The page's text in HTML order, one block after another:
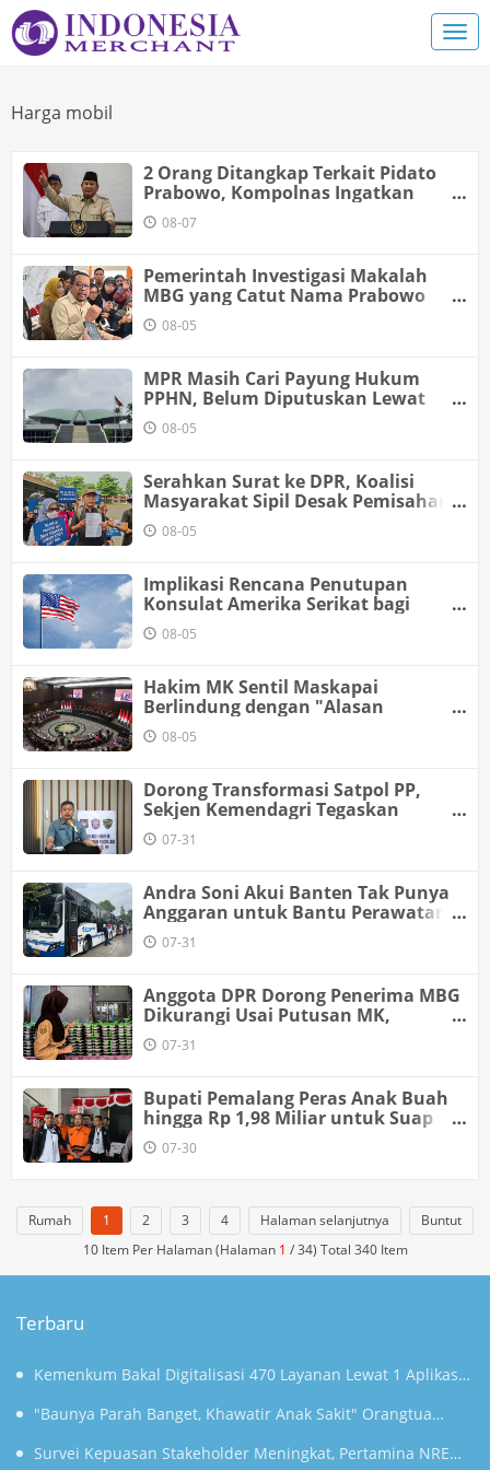
Harga mobil
2 Orang Ditangkap Terkait Pidato
Prabowo, Kompolnas Ingatkan
Putusan MK: Kegaduhan di Ruang
Digital Bukan Pidana
08-07
Pemerintah Investigasi Makalah
MBG yang Catut Nama Prabowo
untuk Nobel Perdamaian
08-05
MPR Masih Cari Payung Hukum
PPHN, Belum Diputuskan Lewat
Amandemen atau TAP
08-05
Serahkan Surat ke DPR, Koalisi
Masyarakat Sipil Desak Pemisahan
Anggaran MBG dari Pos Pendidikan
08-05
Implikasi Rencana Penutupan
Konsulat Amerika Serikat bagi
Indonesia
08-05
Hakim MK Sentil Maskapai
Berlindung dengan "Alasan
Operasional", Minta Penyebab Delay
Dibuka Transparan
08-05
Dorong Transformasi Satpol PP,
Sekjen Kemendagri Tegaskan
Pentingnya Pendekatan Humanis
07-31
Andra Soni Akui Banten Tak Punya
Anggaran untuk Bantu Perawatan
Halte Transjabodetabek
07-31
Anggota DPR Dorong Penerima MBG
Dikurangi Usai Putusan MK,
Singgung Kemampuan Fiskal
07-31
Bupati Pemalang Peras Anak Buah
hingga Rp 1,98 Miliar untuk Suap
Pegawai KPK
07-30
Rumah 1 2 3 4 Halaman selanjutnya
Buntut
10 Item Per Halaman (Halaman 1 / 34) Total 340 Item
Terbaru
Kemenkum Bakal Digitalisasi 470 Layanan Lewat 1 Aplikasi
Super Mulai September
"Baunya Parah Banget, Khawatir Anak Sakit" Orangtua
Keluhkan Gunungan Sampah di SDN Kedaung Kali Angke
Survei Kepuasan Stakeholder Meningkat, Pertamina NRE